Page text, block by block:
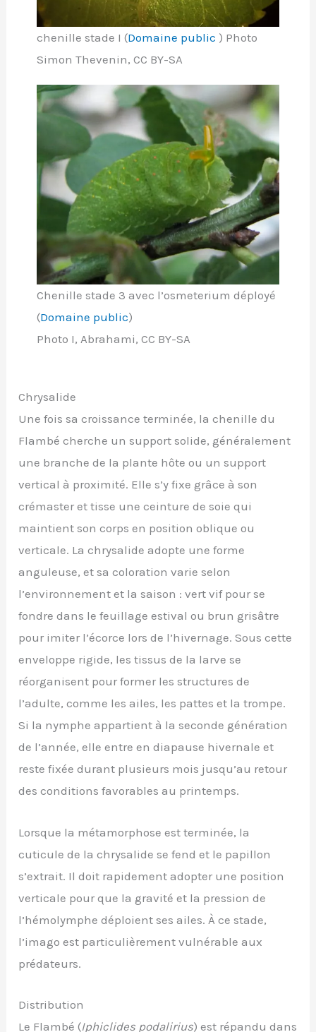
chenille stade I (Domaine public ) Photo
Simon Thevenin, CC BY-SA
Chenille stade 3 avec l’osmeterium déployé
(Domaine public)
Photo I, Abrahami, CC BY-SA
Chrysalide
Une fois sa croissance terminée, la chenille du
Flambé cherche un support solide, généralement
une branche de la plante hôte ou un support
vertical à proximité. Elle s’y fixe grâce à son
crémaster et tisse une ceinture de soie qui
maintient son corps en position oblique ou
verticale. La chrysalide adopte une forme
anguleuse, et sa coloration varie selon
l’environnement et la saison : vert vif pour se
fondre dans le feuillage estival ou brun grisâtre
pour imiter l’écorce lors de l’hivernage. Sous cette
enveloppe rigide, les tissus de la larve se
réorganisent pour former les structures de
l’adulte, comme les ailes, les pattes et la trompe.
Si la nymphe appartient à la seconde génération
de l’année, elle entre en diapause hivernale et
reste fixée durant plusieurs mois jusqu’au retour
des conditions favorables au printemps.
Lorsque la métamorphose est terminée, la
cuticule de la chrysalide se fend et le papillon
s’extrait. Il doit rapidement adopter une position
verticale pour que la gravité et la pression de
l’hémolymphe déploient ses ailes. À ce stade,
l’imago est particulièrement vulnérable aux
prédateurs.
Distribution
Le Flambé (Iphiclides podalirius) est répandu dans